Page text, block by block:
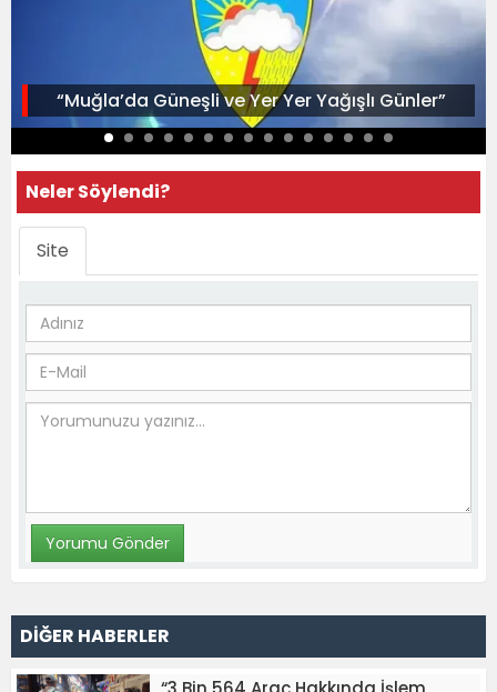
“Muğla’da Güneşli ve Yer Yer Yağışlı Günler”
Neler Söylendi?
Site
DİĞER HABERLER